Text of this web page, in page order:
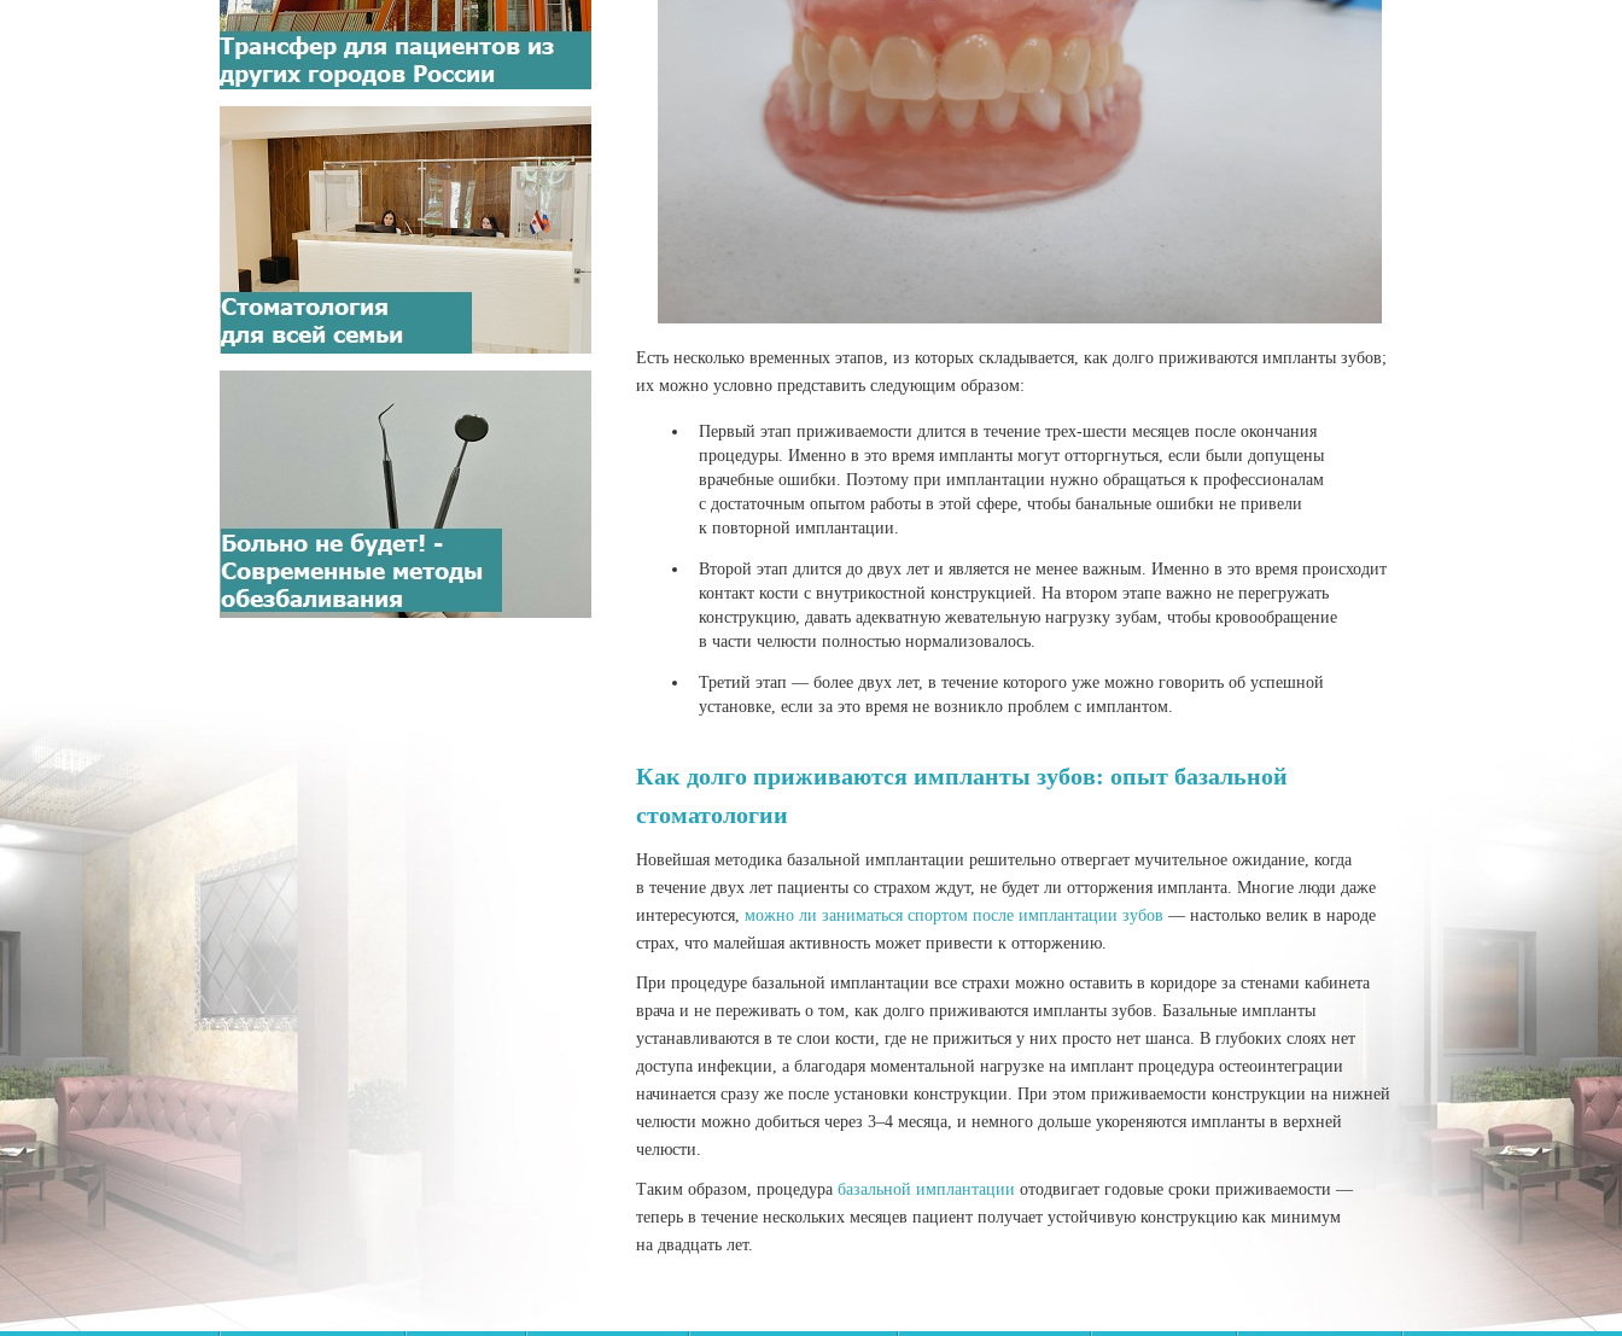
Есть несколько временных этапов, из которых складывается, как долго приживаются импланты зубов;
их можно условно представить следующим образом:
Первый этап приживаемости длится в течение трех-шести месяцев после окончания
процедуры. Именно в это время импланты могут отторгнуться, если были допущены
врачебные ошибки. Поэтому при имплантации нужно обращаться к профессионалам
с достаточным опытом работы в этой сфере, чтобы банальные ошибки не привели
к повторной имплантации.
Второй этап длится до двух лет и является не менее важным. Именно в это время происходит
контакт кости с внутрикостной конструкцией. На втором этапе важно не перегружать
конструкцию, давать адекватную жевательную нагрузку зубам, чтобы кровообращение
в части челюсти полностью нормализовалось.
Третий этап — более двух лет, в течение которого уже можно говорить об успешной
установке, если за это время не возникло проблем с имплантом.
Как долго приживаются импланты зубов: опыт базальной
стоматологии
Новейшая методика базальной имплантации решительно отвергает мучительное ожидание, когда
в течение двух лет пациенты со страхом ждут, не будет ли отторжения импланта. Многие люди даже
интересуются, можно ли заниматься спортом после имплантации зубов — настолько велик в народе
страх, что малейшая активность может привести к отторжению.
При процедуре базальной имплантации все страхи можно оставить в коридоре за стенами кабинета
врача и не переживать о том, как долго приживаются импланты зубов. Базальные импланты
устанавливаются в те слои кости, где не прижиться у них просто нет шанса. В глубоких слоях нет
доступа инфекции, а благодаря моментальной нагрузке на имплант процедура остеоинтеграции
начинается сразу же после установки конструкции. При этом приживаемости конструкции на нижней
челюсти можно добиться через 3–4 месяца, и немного дольше укореняются импланты в верхней
челюсти.
Таким образом, процедура базальной имплантации отодвигает годовые сроки приживаемости —
теперь в течение нескольких месяцев пациент получает устойчивую конструкцию как минимум
на двадцать лет.